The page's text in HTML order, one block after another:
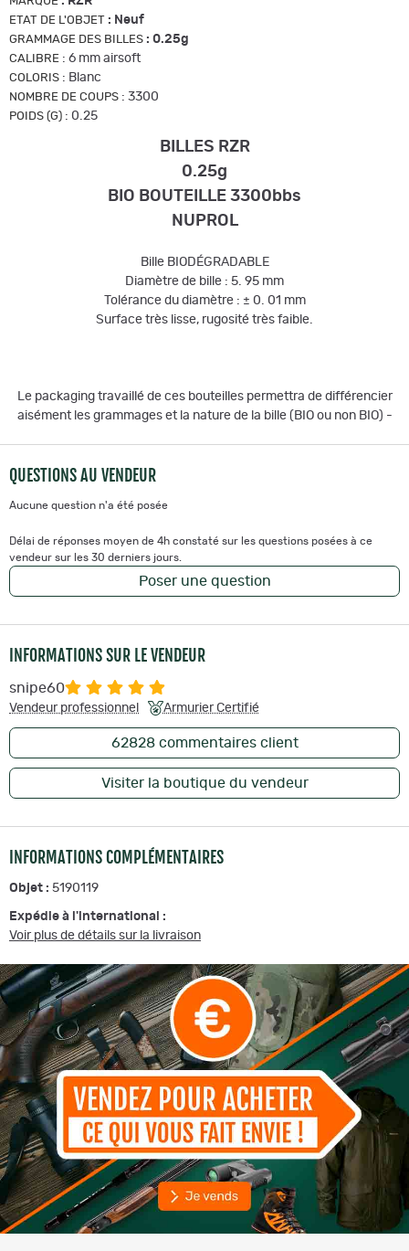
ETAT DE L'OBJET : Neuf
GRAMMAGE DES BILLES : 0.25g
CALIBRE : 6 mm airsoft
COLORIS : Blanc
NOMBRE DE COUPS : 3300
POIDS (G) : 0.25
BILLES RZR
0.25g
BIO BOUTEILLE 3300bbs
NUPROL
Bille BIODÉGRADABLE
Diamètre de bille : 5. 95 mm
Tolérance du diamètre : ± 0. 01 mm
Surface très lisse, rugosité très faible.
Le packaging travaillé de ces bouteilles permettra de différencier
aisément les grammages et la nature de la bille (BIO ou non BIO) -
QUESTIONS AU VENDEUR
Aucune question n'a été posée
Délai de réponses moyen de 4h constaté sur les questions posées à ce
vendeur sur les 30 derniers jours.
Poser une question
INFORMATIONS SUR LE VENDEUR
snipe60
Vendeur professionnel Armurier Certifié
62828commentaires client
Visiter la boutique du vendeur
INFORMATIONS COMPLÉMENTAIRES
Objet : 5190119
Expédie à l'international :
Voir plus de détails sur la livraison